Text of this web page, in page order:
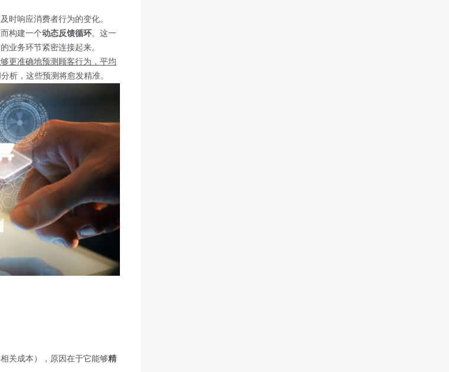
时响应消费者行为的变化。
构建一个动态反馈循环。这一
业务环节紧密连接起来。
更准确地预测顾客行为，平均
析，这些预测将愈发精准。
关成本），原因在于它能够精